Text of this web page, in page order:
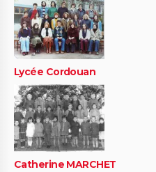
Lycée Cordouan
Catherine MARCHET